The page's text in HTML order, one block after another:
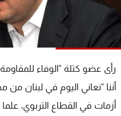
رأى عضو كتلة "الوفاء
أننا "نعاني اليوم في لبنان
أزمات في القطاع التربوي، علما
البرامج
جدول البرامج
شاهد البرامج
الترددات
عن MTV
وظائف